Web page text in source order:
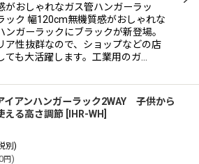
がおしゃれなガス管ハンガーラッ
ック 幅120cm無機質感がおしゃれな
ンガーラックにブラックが新登場。
ア性抜群なので、ショップなどの店
ても大活躍します。工業用のガ…
イアンハンガーラック2WAY 子供から
える高さ調節 [IHR-WH]
別)
円)